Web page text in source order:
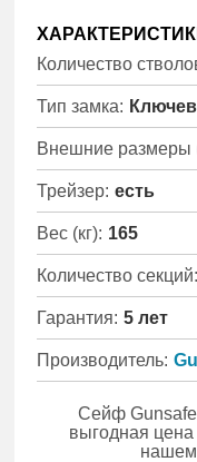
Количество
Тип замка:
Внешние размеры
Трейзер: есть
Вес (кг): 165
Количество секций:
Гарантия: 5 лет
Производитель:
Сейф
выгодная
нашем